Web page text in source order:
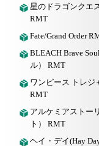
星のドラゴンクエ
RMT
Fate/Grand Order
BLEACH Brave
ル） RMT
ワンピース トレジ
RMT
アルケミアストー
ト） RMT
ヘイ・デイ(Hay